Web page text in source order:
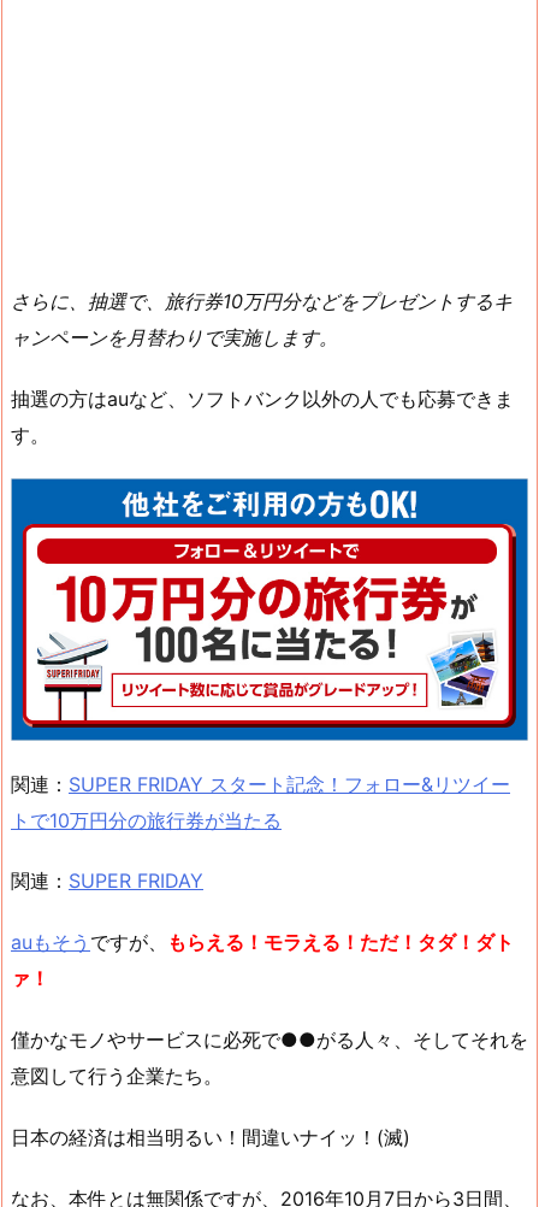
さらに、抽選で、旅行券10万円分などをプレゼントするキ
ャンペーンを月替わりで実施します。
抽選の方はauなど、ソフトバンク以外の人でも応募できま
す。
関連： SUPER FRIDAY スタート記念！フォロー&リツイー
トで10万円分の旅行券が当たる
関連： SUPER FRIDAY
auもそう ですが、
もらえる！モラえる！ただ！タダ！ダト
ァ！
僅かなモノやサービスに必死で●●がる人々、そしてそれを
意図して行う企業たち。
日本の経済は相当明るい！間違いナイッ！(滅)
なお、本件とは無関係ですが、2016年10月7日から3日間、